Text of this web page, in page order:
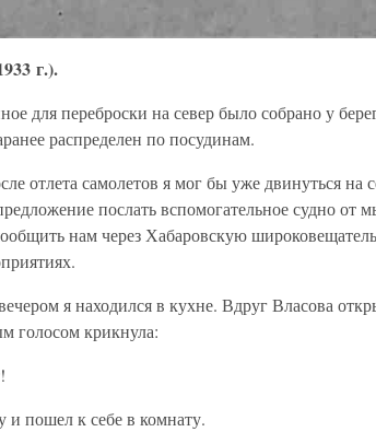
г.).
для переброски на север было собрано у
распределен по посудинам.
отлета самолетов я мог бы уже двинуться на
послать вспомогательное судно от
нам через Хабаровскую
я находился в кухне. Вдруг Власова
голосом крикнула:
и пошел к себе в комнату.